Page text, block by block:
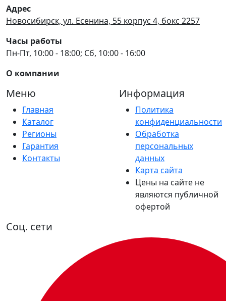
Адрес
Новосибирск, ул. Есенина, 55 корпус 4, бокс 2257
Часы работы
Пн-Пт, 10:00 - 18:00; Сб, 10:00 - 16:00
О компании
Меню
Главная
Каталог
Регионы
Гарантия
Контакты
Информация
Политика
конфиденциальности
Обработка
персональных
данных
Карта сайта
Цены на сайте не
являются публичной
офертой
Соц. сети